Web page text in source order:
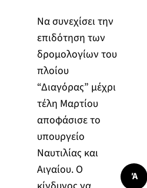
Να συνεχίσει την
επιδότηση των
δρομολογίων του
πλοίου
“Διαγόρας” μέχρι
τέλη Μαρτίου
αποφάσισε το
υπουργείο
Ναυτιλίας και
Αιγαίου. Ο
Ά